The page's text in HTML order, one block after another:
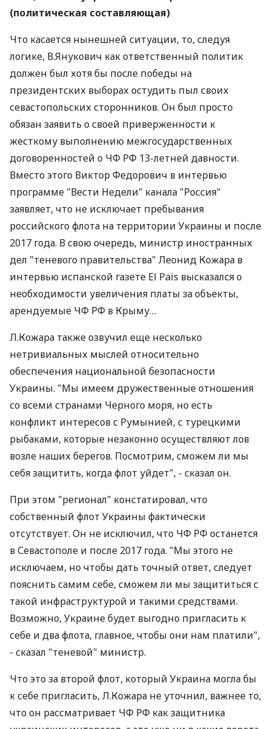
(политическая составляющая)
Что касается нынешней ситуации, то, следуя
логике, В.Янукович как ответственный политик
должен был хотя бы после победы на
президентских выборах остудить пыл своих
севастопольских сторонников. Он был просто
обязан заявить о своей приверженности к
жесткому выполнению межгосударственных
договоренностей о ЧФ РФ 13-летней давности.
Вместо этого Виктор Федорович в интервью
программе "Вести Недели" канала "Россия"
заявляет, что не исключает пребывания
российского флота на территории Украины и после
2017 года. В свою очередь, министр иностранных
дел "теневого правительства" Леонид Кожара в
интервью испанской газете El Pais высказался о
необходимости увеличения платы за объекты,
арендуемые ЧФ РФ в Крыму…
Л.Кожара также озвучил еще несколько
нетривиальных мыслей относительно
обеспечения национальной безопасности
Украины. "Мы имеем дружественные отношения
со всеми странами Черного моря, но есть
конфликт интересов с Румынией, с турецкими
рыбаками, которые незаконно осуществляют лов
возле наших берегов. Посмотрим, сможем ли мы
себя защитить, когда флот уйдет", - сказал он.
При этом "регионал" констатировал, что
собственный флот Украины фактически
отсутствует. Он не исключил, что ЧФ РФ останется
в Севастополе и после 2017 года. "Мы этого не
исключаем, но чтобы дать точный ответ, следует
пояснить самим себе, сможем ли мы защититься с
такой инфраструктурой и такими средствами.
Возможно, Украине будет выгодно пригласить к
себе и два флота, главное, чтобы они нам платили",
- сказал "теневой" министр.
Что это за второй флот, который Украина могла бы
к себе пригласить, Л.Кожара не уточнил, важнее то,
что он рассматривает ЧФ РФ как защитника